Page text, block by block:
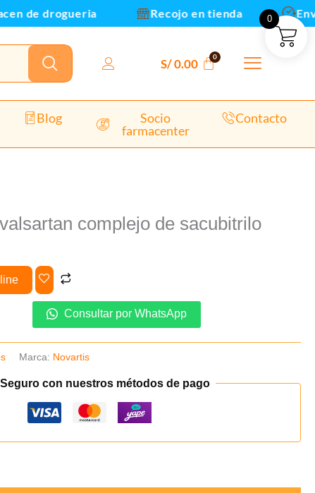
de drogueria Recojo en tienda
S/0.00
Blog
Socio
farmacenter
Contacto
complejo de sacubitrilo
Consultar por WhatsApp
Marca: Novartis
Seguro con nuestros métodos de pago
0